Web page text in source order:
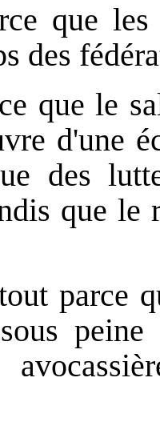
que les
des
que le
d'une
des
que le
parce